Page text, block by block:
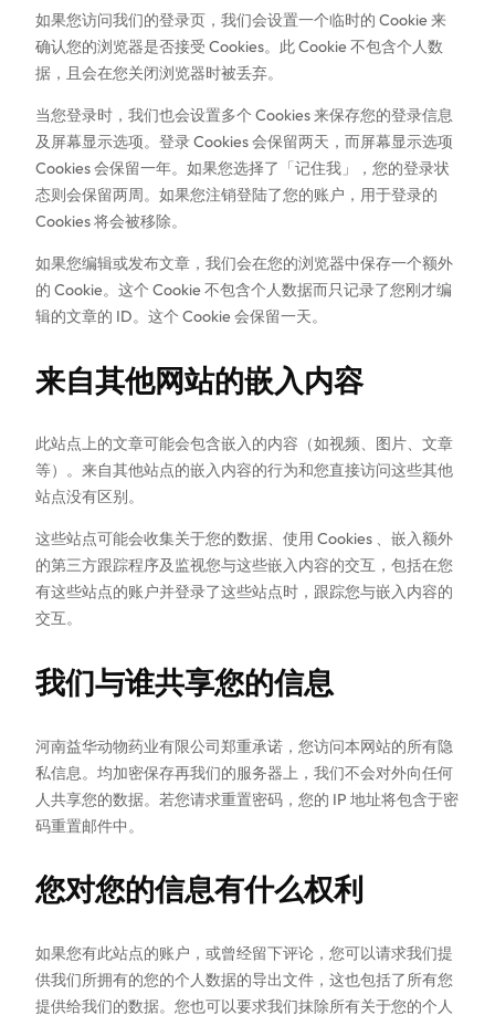
如果您访问我们的登录页，我们会设置一个临时的 Cookie 来
确认您的浏览器是否接受 Cookies。此 Cookie 不包含个人数
据，且会在您关闭浏览器时被丢弃。
当您登录时，我们也会设置多个 Cookies 来保存您的登录信息
及屏幕显示选项。登录 Cookies 会保留两天，而屏幕显示选项
Cookies 会保留一年。如果您选择了「记住我」，您的登录状
态则会保留两周。如果您注销登陆了您的账户，用于登录的
Cookies 将会被移除。
如果您编辑或发布文章，我们会在您的浏览器中保存一个额外
的 Cookie。这个 Cookie 不包含个人数据而只记录了您刚才编
辑的文章的 ID。这个 Cookie 会保留一天。
来自其他网站的嵌入内容
此站点上的文章可能会包含嵌入的内容（如视频、图片、文章
等）。来自其他站点的嵌入内容的行为和您直接访问这些其他
站点没有区别。
这些站点可能会收集关于您的数据、使用 Cookies 、嵌入额外
的第三方跟踪程序及监视您与这些嵌入内容的交互，包括在您
有这些站点的账户并登录了这些站点时，跟踪您与嵌入内容的
交互。
我们与谁共享您的信息
河南益华动物药业有限公司郑重承诺，您访问本网站的所有隐
私信息。均加密保存再我们的服务器上，我们不会对外向任何
人共享您的数据。若您请求重置密码，您的 IP 地址将包含于密
码重置邮件中。
您对您的信息有什么权利
如果您有此站点的账户，或曾经留下评论，您可以请求我们提
供我们所拥有的您的个人数据的导出文件，这也包括了所有您
提供给我们的数据。您也可以要求我们抹除所有关于您的个人